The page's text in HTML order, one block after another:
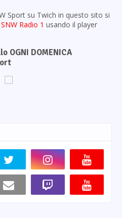
Sport su Twich in questo sito si
SNW Radio 1 usando il player
OGNI DOMENICA